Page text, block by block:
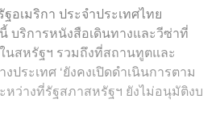
อเมริกา ประจำประเทศไทย
บริการหนังสือเดินทางและวีซ่าที่
นสหรัฐฯ รวมถึงที่สถานทูตและ
ประเทศ ‘ยังคงเปิดดำเนินการตาม
ว่างที่รัฐสภาสหรัฐฯ ยังไม่อนุมัติงบ